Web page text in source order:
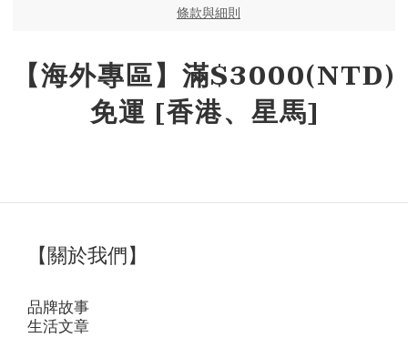
條款與細則
【海外專區】滿$3000(NTD)
免運 [香港、星馬]
【關於我們】
品牌故事
生活文章